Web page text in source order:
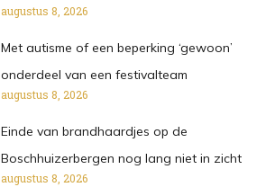
augustus 8, 2026
Met autisme of een beperking ‘gewoon’
onderdeel van een festivalteam
augustus 8, 2026
Einde van brandhaardjes op de
Boschhuizerbergen nog lang niet in zicht
augustus 8, 2026